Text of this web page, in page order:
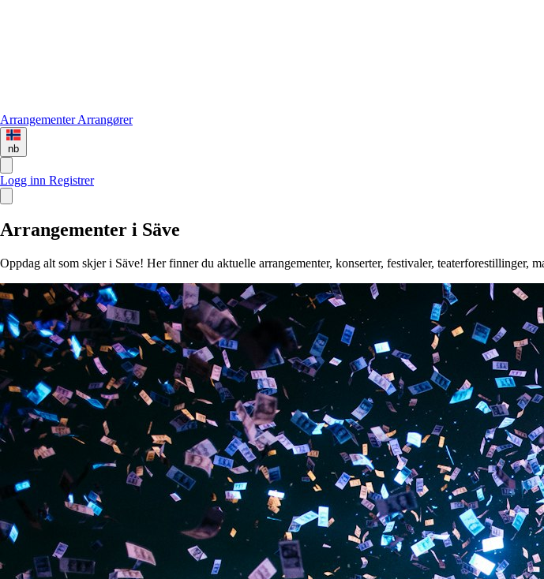
ArrangementerArrangører
nb
Logg inn Registrer
Arrangementer i Säve
Oppdag alt som skjer i Säve! Her finner du aktuelle arrangementer, konserter, festivaler, teaterforestillinger,